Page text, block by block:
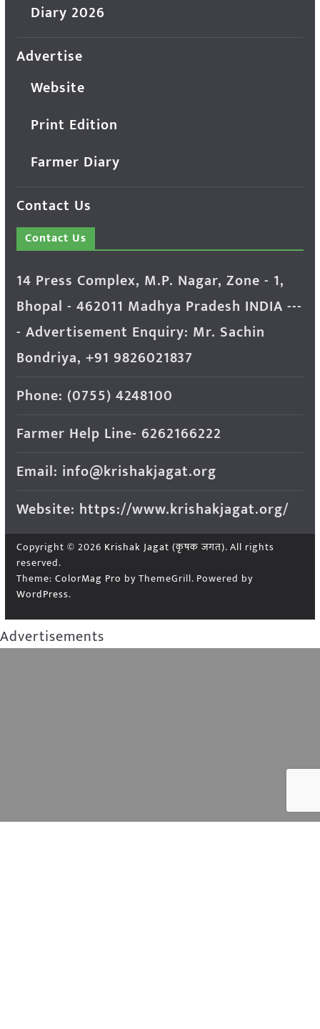
Diary 2026
Advertise
Website
Print Edition
Farmer Diary
Contact Us
Contact Us
14 Press Complex, M.P. Nagar, Zone - 1,
Bhopal - 462011 Madhya Pradesh INDIA ---
- Advertisement Enquiry: Mr. Sachin
Bondriya, +91 9826021837
Phone: (0755) 4248100
Farmer Help Line- 6262166222
Email: info@krishakjagat.org
Website: https://www.krishakjagat.org/
Copyright © 2026 Krishak Jagat (कृषक जगत). All rights
reserved.
Theme: ColorMag Pro by ThemeGrill. Powered by
WordPress.
Advertisements